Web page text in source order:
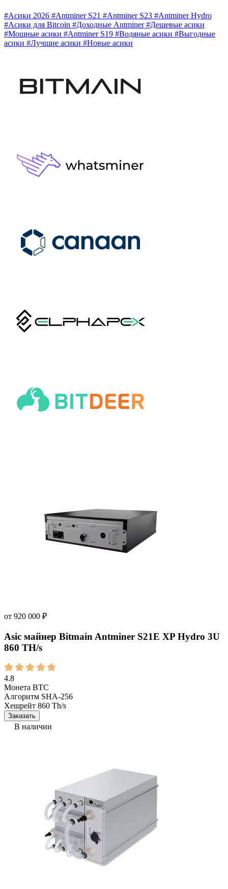
#Асики 2026 #Antminer S21 #Antminer S23 #Antminer Hydro
#Асики для Bitcoin #Доходные Antminer#Дешевые асики
#Мощные асики #Antminer S19 #Водяные асики #Выгодные
асики #Лучшие асики #Новые асики
от 920 000 ₽
Asic майнер Bitmain Antminer S21E XP Hydro 3U
860 TH/s
4.8
Монета BTC
Алгоритм SHA-256
Хешрейт 860 Th/s
Заказать
В наличии